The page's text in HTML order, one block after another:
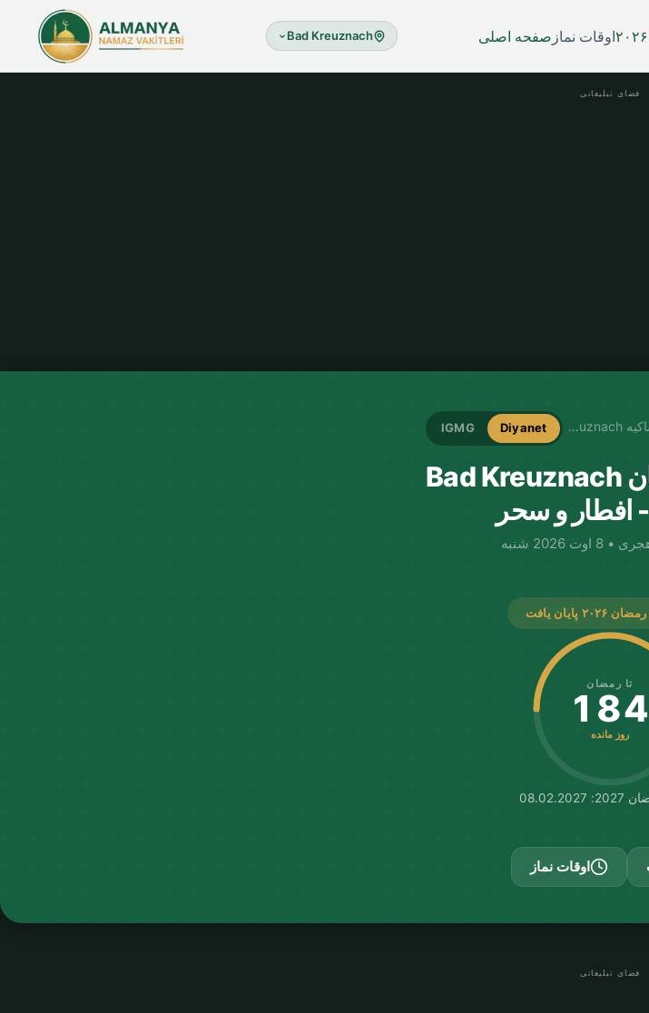
Bad Kreuznach صفحه اصلی اوقات نماز
فضای تبلیغاتی
امساکیه Bad Kreuznach Diyanet
IGMG
امساکیه رمضان Bad Kreuznach
پایان یافت
تا رمضان
184
روز مانده
اوقات نماز
فضای تبلیغاتی